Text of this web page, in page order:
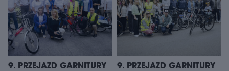
9. PRZEJAZD GARNITURY
9. PRZEJAZD GARNITURY